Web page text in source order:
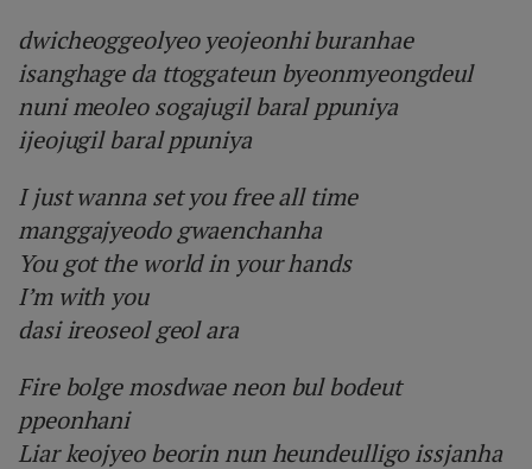
dwicheoggeolyeo yeojeonhi buranhae
isanghage da ttoggateun byeonmyeongdeul
nuni meoleo sogajugil baral ppuniya
ijeojugil baral ppuniya
I just wanna set you free all time
manggajyeodo gwaenchanha
You got the world in your hands
I’m with you
dasi ireoseol geol ara
Fire bolge mosdwae neon bul bodeut
ppeonhani
Liar keojyeo beorin nun heundeulligo issjanha